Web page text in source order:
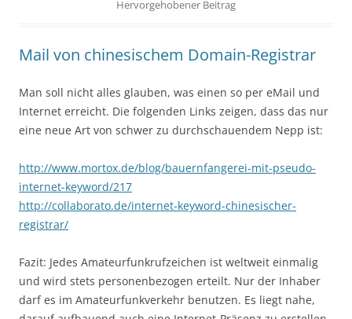
Hervorgehobener Beitrag
Mail von chinesischem Domain-Registrar
Man soll nicht alles glauben, was einen so per eMail und
Internet erreicht. Die folgenden Links zeigen, dass das nur
eine neue Art von schwer zu durchschauendem Nepp ist:
http://www.mortox.de/blog/bauernfangerei-mit-pseudo-
internet-keyword/217
http://collaborato.de/internet-keyword-chinesischer-
registrar/
Fazit: Jedes Amateurfunkrufzeichen ist weltweit einmalig
und wird stets personenbezogen erteilt. Nur der Inhaber
darf es im Amateurfunkverkehr benutzen. Es liegt nahe,